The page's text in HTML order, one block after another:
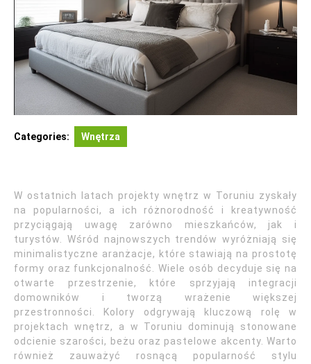
Categories: Wnętrza
W ostatnich latach projekty wnętrz w Toruniu zyskały
na popularności, a ich różnorodność i kreatywność
przyciągają uwagę zarówno mieszkańców, jak i
turystów. Wśród najnowszych trendów wyróżniają się
minimalistyczne aranżacje, które stawiają na prostotę
formy oraz funkcjonalność. Wiele osób decyduje się na
otwarte przestrzenie, które sprzyjają integracji
domowników i tworzą wrażenie większej
przestronności. Kolory odgrywają kluczową rolę w
projektach wnętrz, a w Toruniu dominują stonowane
odcienie szarości, beżu oraz pastelowe akcenty. Warto
również zauważyć rosnącą popularność stylu